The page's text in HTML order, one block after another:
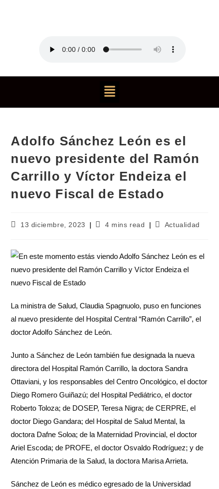
Adolfo Sánchez León es el
nuevo presidente del Ramón
Carrillo y Víctor Endeiza el
nuevo Fiscal de Estado
13 diciembre, 2023 4 mins read Actualidad
La ministra de Salud, Claudia Spagnuolo, puso en funciones
al nuevo presidente del Hospital Central “Ramón Carrillo”, el
doctor Adolfo Sánchez de León.
Junto a Sánchez de León también fue designada la nueva
directora del Hospital Ramón Carrillo, la doctora Sandra
Ottaviani, y los responsables del Centro Oncológico, el doctor
Diego Romero Guiñazú; del Hospital Pediátrico, el doctor
Roberto Toloza; de DOSEP, Teresa Nigra; de CERPRE, el
doctor Diego Gandara; del Hospital de Salud Mental, la
doctora Dafne Soloa; de la Maternidad Provincial, el doctor
Ariel Escoda; de PROFE, el doctor Osvaldo Rodríguez; y de
Atención Primaria de la Salud, la doctora Marisa Arrieta.
Sánchez de León es médico egresado de la Universidad